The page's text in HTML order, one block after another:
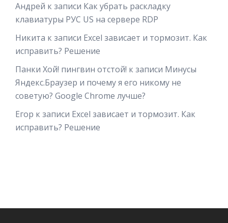
Андрей к записи Как убрать раскладку
клавиатуры РУС US на сервере RDP
Никита к записи Excel зависает и тормозит. Как
исправить? Решение
Панки Хой! пингвин отстой! к записи Минусы
Яндекс.Браузер и почему я его никому не
советую? Google Chrome лучше?
Егор к записи Excel зависает и тормозит. Как
исправить? Решение